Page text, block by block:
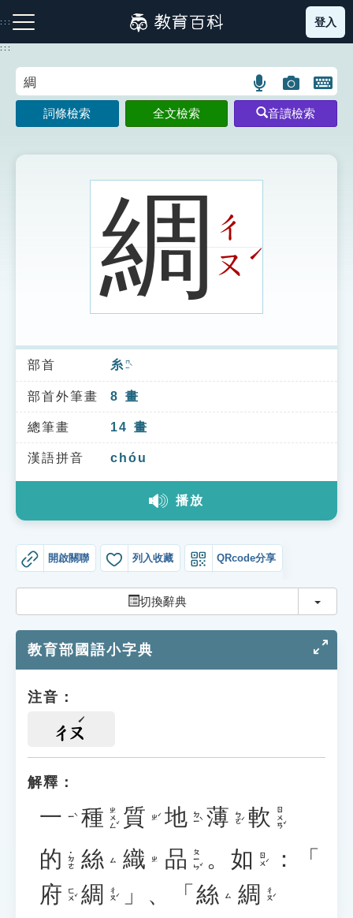
到
主
:::
注音索引圖示 筆畫索引圖示 部首索引表圖示
索引選單
知識索引
單字索引
生命大百科索引
教學應用
貓頭鷹博士
登入
:::
語
言
搜
示
圖
片
搜
開
鍵
圖
詞條檢索 全文檢索 音讀檢索
綢ㄔ
ㄡˊ
部首 糸 ㄇㄧˋ
部首外筆畫 8 畫
總筆畫 14 畫
漢語拼音 chóu
播放
開啟關聯 列入收藏 QRcode分享
切換辭典 切換
教育部國語小字典
注音：
ㄔㄡ
解釋：
一 ㄧˋ 種 ㄓㄨㄥˇ 質 ㄓˊ 地 ㄉㄧˋ 薄 ㄅㄛˊ 軟 ㄖㄨㄢˇ
的 ˙ㄉㄜ 絲 ㄙ 織 ㄓ 品 ㄆㄧㄣˇ 。 如 ㄖㄨˊ
：「
府 ㄈㄨˇ 綢 ㄔㄡˊ 」、「 絲 ㄙ 綢 ㄔㄡˊ